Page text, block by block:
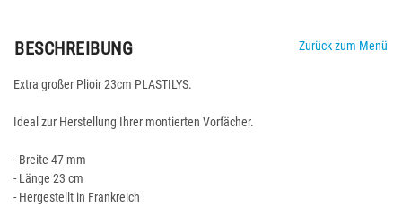
BESCHREIBUNG Zurück zum Menü
Extra großer Plioir 23cm PLASTILYS.
Ideal zur Herstellung Ihrer montierten Vorfächer.
- Breite 47 mm
- Länge 23 cm
- Hergestellt in Frankreich